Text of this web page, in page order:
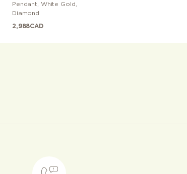
Pendant White Gold
Diamond
2,988CAD